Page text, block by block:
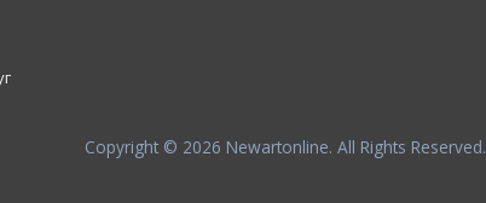
Copyright © 2026 Newartonline. All Rights Reserved.